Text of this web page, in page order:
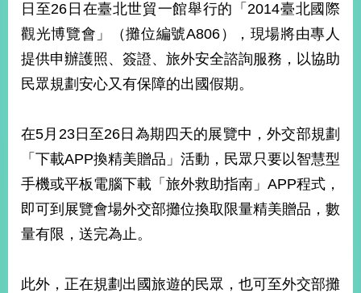
不
落
國
台
海
護
照
回
網
導
於
日至26日在臺北世貿一館舉行的「2014臺北國際
觀光博覽會」（攤位編號A806），現場將由專人
提供申辦護照、簽證、旅外安全諮詢服務，以協助
民眾規劃安心又有保障的出國假期。
在5月23日至26日為期四天的展覽中，外交部規劃
「下載APP換精美贈品」活動，民眾只要以智慧型
手機或平板電腦下載「旅外救助指南」APP程式，
即可到展覽會場外交部攤位換取限量精美贈品，數
量有限，送完為止。
此外，正在規劃出國旅遊的民眾，也可至外交部攤